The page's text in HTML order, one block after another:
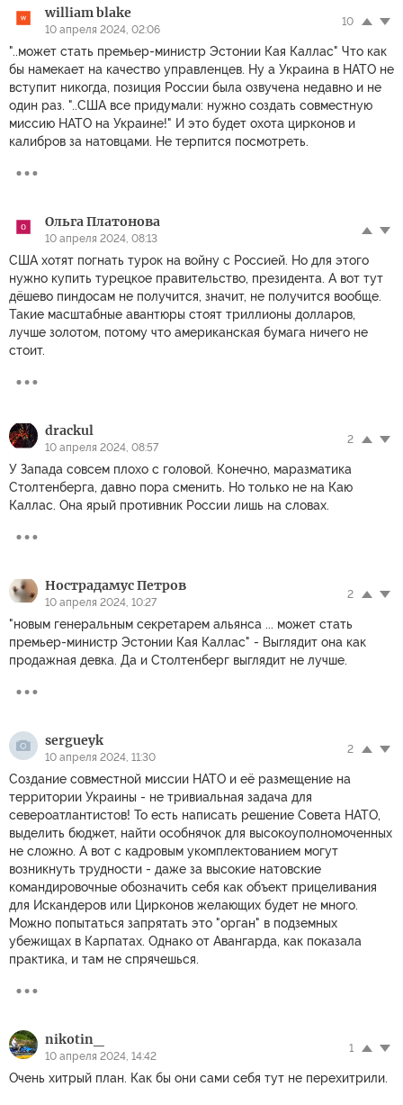
william blake
10 апреля 2024, 02:06
10
"..может стать премьер-министр Эстонии Кая Каллас" Что как
бы намекает на качество управленцев. Ну а Украина в НАТО не
вступит никогда, позиция России была озвучена недавно и не
один раз. "..США все придумали: нужно создать совместную
миссию НАТО на Украине!" И это будет охота цирконов и
калибров за натовцами. Не терпится посмотреть.
Ольга Платонова
10 апреля 2024, 08:13
США хотят погнать турок на войну с Россией. Но для этого
нужно купить турецкое правительство, президента. А вот тут
дёшево пиндосам не получится, значит, не получится вообще.
Такие масштабные авантюры стоят триллионы долларов,
лучше золотом, потому что американская бумага ничего не
стоит.
drackul
10 апреля 2024, 08:57
2
У Запада совсем плохо с головой. Конечно, маразматика
Столтенберга, давно пора сменить. Но только не на Каю
Каллас. Она ярый противник России лишь на словах.
Нострадамус Петров
10 апреля 2024, 10:27
2
"новым генеральным секретарем альянса ... может стать
премьер-министр Эстонии Кая Каллас" - Выглядит она как
продажная девка. Да и Столтенберг выглядит не лучше.
sergueyk
10 апреля 2024, 11:30
2
Создание совместной миссии НАТО и её размещение на
территории Украины - не тривиальная задача для
североатлантистов! То есть написать решение Совета НАТО,
выделить бюджет, найти особнячок для высокоуполномоченных
не сложно. А вот с кадровым укомплектованием могут
возникнуть трудности - даже за высокие натовские
командировочные обозначить себя как объект прицеливания
для Искандеров или Цирконов желающих будет не много.
Можно попытаться запрятать это "орган" в подземных
убежищах в Карпатах. Однако от Авангарда, как показала
практика, и там не спрячешься.
nikotin_
10 апреля 2024, 14:42
1
Очень хитрый план. Как бы они сами себя тут не перехитрили.